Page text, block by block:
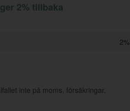
2% tillbaka
2%
inte på moms, försäkringar,